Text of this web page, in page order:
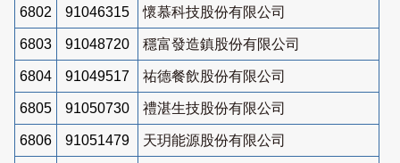
6802 91046315 懷慕科技股份有限公司
6803 91048720 穩富發造鎮股份有限公司
6804 91049517 祐德餐飲股份有限公司
6805 91050730 禮湛生技股份有限公司
6806 91051479 天玥能源股份有限公司